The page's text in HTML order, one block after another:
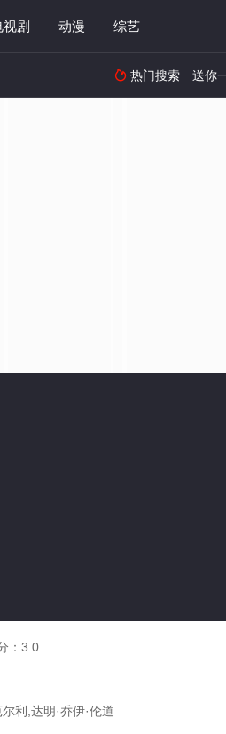
视剧 动漫 综艺
 热门搜索 送你
： 3.0
利,达明·乔伊·伦道